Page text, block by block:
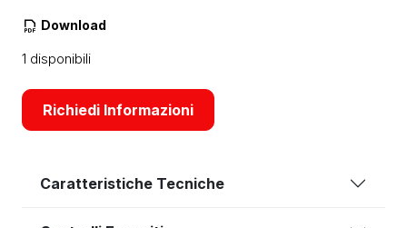
Download
1 disponibili
Richiedi Informazioni
Caratteristiche Tecniche